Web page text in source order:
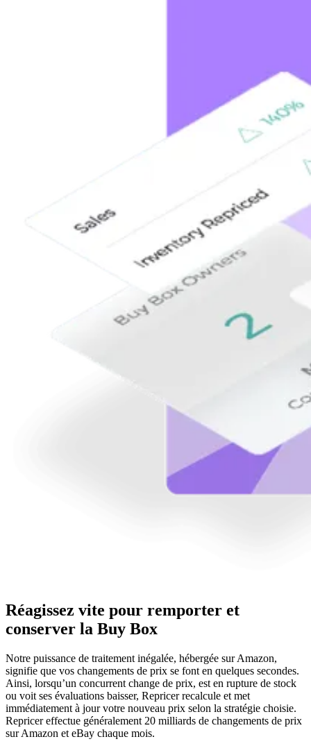
Réagissez vite pour remporter et
conserver la Buy Box
Notre puissance de traitement inégalée, hébergée sur Amazon,
signifie que vos changements de prix se font en quelques secondes.
Ainsi, lorsqu’un concurrent change de prix, est en rupture de stock
ou voit ses évaluations baisser, Repricer recalcule et met
immédiatement à jour votre nouveau prix selon la stratégie choisie.
Repricer effectue généralement 20 milliards de changements de prix
sur Amazon et eBay chaque mois.